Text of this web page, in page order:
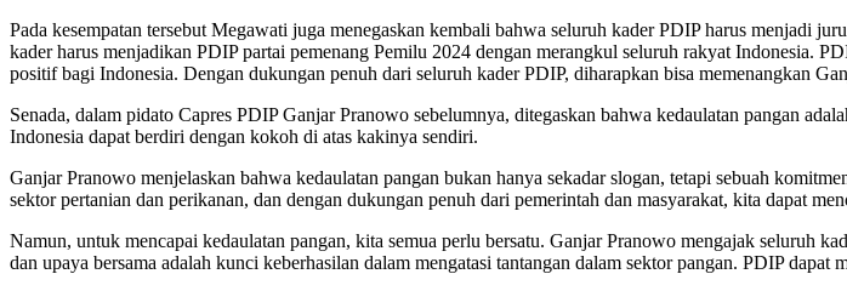
Pada kesempatan tersebut Megawati juga menegaskan kembali bahwa seluruh kader PDIP harus menjadi
kader harus menjadikan PDIP partai pemenang Pemilu 2024 dengan merangkul seluruh rakyat Indonesia.
positif bagi Indonesia. Dengan dukungan penuh dari seluruh kader PDIP, diharapkan bisa memenangkan
Senada, dalam pidato Capres PDIP Ganjar Pranowo sebelumnya, ditegaskan bahwa kedaulatan pangan
Indonesia dapat berdiri dengan kokoh di atas kakinya sendiri.
Ganjar Pranowo menjelaskan bahwa kedaulatan pangan bukan hanya sekadar slogan, tetapi sebuah
sektor pertanian dan perikanan, dan dengan dukungan penuh dari pemerintah dan masyarakat, kita dapat
Namun, untuk mencapai kedaulatan pangan, kita semua perlu bersatu. Ganjar Pranowo mengajak seluruh
dan upaya bersama adalah kunci keberhasilan dalam mengatasi tantangan dalam sektor pangan. PDIP